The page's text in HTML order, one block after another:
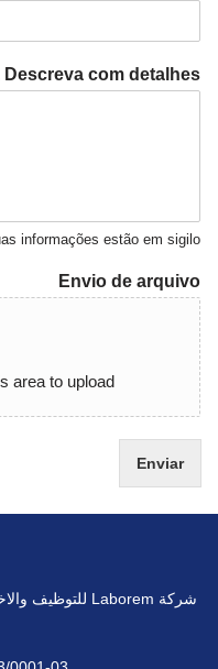
com detalhes:
informações estão em sigilo.
Envio de arquivo
area to upload.
Enviar
شركة Laborem للتوظيف والاختيار والتطوير واستشارات الأعمال LTDA